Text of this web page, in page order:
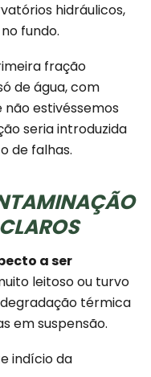
hidráulicos,
fundo.
fração
de água, com
estivéssemos
seria introduzida
de falhas.
a ser
leitoso ou turvo
térmica
em suspensão.
indício da